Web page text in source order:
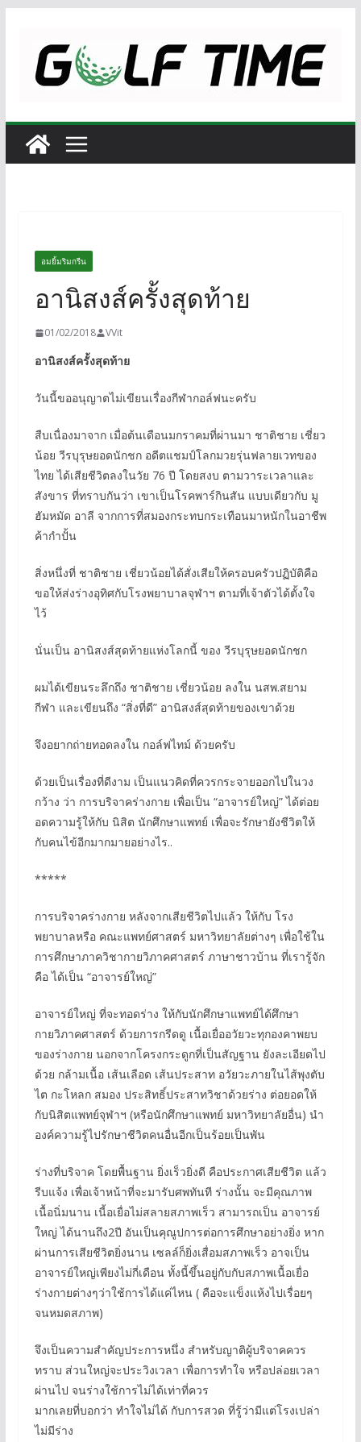
content
อมยิ้มริมกรีน
อานิสงส์ครั้งสุดท้าย
01/02/2018 VVit
อานิสงส์ครั้งสุดท้าย
วันนี้ขออนุญาตไม่เขียนเรื่องกีฬากอล์ฟนะครับ
สืบเนื่องมาจาก เมื่อต้นเดือนมกราคมที่ผ่านมา ชาติชาย เชี่ยว
น้อย วีรบุรุษยอดนักชก อดีตแชมป์โลกมวยรุ่นฟลายเวทของ
ไทย ได้เสียชีวิตลงในวัย 76 ปี โดยสงบ ตามวาระเวลาและ
สังขาร ที่ทราบกันว่า เขาเป็นโรคพาร์กินสัน แบบเดียวกับ มู
ฮัมหมัด อาลี จากการที่สมองกระทบกระเทือนมาหนักในอาชีพ
ค้ากำปั้น
สิ่งหนึ่งที่ ชาติชาย เชี่ยวน้อยได้สั่งเสียให้ครอบครัวปฏิบัติคือ
ขอให้ส่งร่างอุทิศกับโรงพยาบาลจุฬาฯ ตามที่เจ้าตัวได้ตั้งใจ
ไว้
นั่นเป็น อานิสงส์สุดท้ายแห่งโลกนี้ ของ วีรบุรุษยอดนักชก
ผมได้เขียนระลึกถึง ชาติชาย เชี่ยวน้อย ลงใน นสพ.สยาม
กีฬา และเขียนถึง “สิ่งที่ดี” อานิสงส์สุดท้ายของเขาด้วย
จึงอยากถ่ายทอดลงใน กอล์ฟไทม์ ด้วยครับ
ด้วยเป็นเรื่องที่ดีงาม เป็นแนวคิดที่ควรกระจายออกไปในวง
กว้าง ว่า การบริจาคร่างกาย เพื่อเป็น “อาจารย์ใหญ่” ได้ต่อย
อดความรู้ให้กับ นิสิต นักศึกษาแพทย์ เพื่อจะรักษายังชีวิตให้
กับคนไข้อีกมากมายอย่างไร..
*****
การบริจาคร่างกาย หลังจากเสียชีวิตไปแล้ว ให้กับ โรง
พยาบาลหรือ คณะแพทย์ศาสตร์ มหาวิทยาลัยต่างๆ เพื่อใช้ใน
การศึกษาภาควิชากายวิภาคศาสตร์ ภาษาชาวบ้าน ที่เรารู้จัก
คือ ได้เป็น “อาจารย์ใหญ่”
อาจารย์ใหญ่ ที่จะทอดร่าง ให้กับนักศึกษาแพทย์ได้ศึกษา
กายวิภาคศาสตร์ ด้วยการกรีดดู เนื้อเยื่ออวัยวะทุกองคาพยบ
ของร่างกาย นอกจากโครงกระดูกที่เป็นสัญฐาน ยังละเอียดไป
ด้วย กล้ามเนื้อ เส้นเลือด เส้นประสาท อวัยวะภายในไส้พุงตับ
ไต กะโหลก สมอง ประสิทธิ์ประสาทวิชาด้วยร่าง ต่อยอดให้
กับนิสิตแพทย์จุฬาฯ (หรือนักศึกษาแพทย์ มหาวิทยาลัยอื่น) นำ
องค์ความรู้ไปรักษาชีวิตคนอื่นอีกเป็นร้อยเป็นพัน
ร่างที่บริจาค โดยพื้นฐาน ยิ่งเร็วยิ่งดี คือประกาศเสียชีวิต แล้ว
รีบแจ้ง เพื่อเจ้าหน้าที่จะมารับศพทันที ร่างนั้น จะมีคุณภาพ
เนื้อนิ่มนาน เนี้อเยื่อไม่สลายสภาพเร็ว สามารถเป็น อาจารย์
ใหญ่ ได้นานถึง2ปี อันเป็นคุณูปการต่อการศึกษาอย่างยิ่ง หาก
ผ่านการเสียชีวิตยิ่งนาน เซลล์ก็ยิ่งเสื่อมสภาพเร็ว อาจเป็น
อาจารย์ใหญ่เพียงไม่กี่เดือน ทั้งนี้ขึ้นอยู่กับกับสภาพเนื้อเยื่อ
ร่างกายต่างๆว่าใช้การได้แค่ไหน ( คือจะแข็งแห้งไปเรื่อยๆ
จนหมดสภาพ)
จึงเป็นความสำคัญประการหนึ่ง สำหรับญาติผู้บริจาคควร
ทราบ ส่วนใหญ่จะประวิงเวลา เพื่อการทำใจ หรือปล่อยเวลา
ผ่านไป จนร่างใช้การไม่ได้เท่าที่ควร
มากเลยที่บอกว่า ทำใจไม่ได้ กับการสวด ที่รู้ว่ามีแต่โรงเปล่า
ไม่มีร่าง